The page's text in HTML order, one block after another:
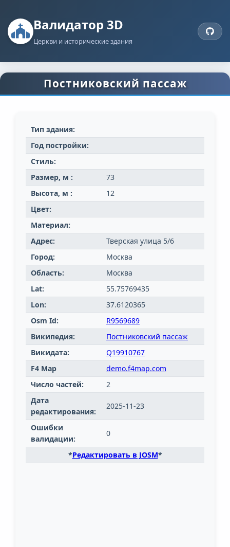
Валидатор 3D
Церкви и исторические здания
Постниковский пассаж
Тип здания:
Год постройки:
Стиль:
Размер, м :
73
Высота, м :
12
Цвет:
Материал:
Адрес:
Тверская улица 5/6
Город:
Москва
Область:
Москва
Lat:
55.75769435
Lon:
37.6120365
Osm Id:
R9569689
Википедия:
Постниковский пассаж
Викидата:
Q19910767
F4 Map
demo.f4map.com
Число частей:
2
Дата
редактирования:
2025-11-23
Ошибки
валидации:
0
*Редактировать в JOSM*